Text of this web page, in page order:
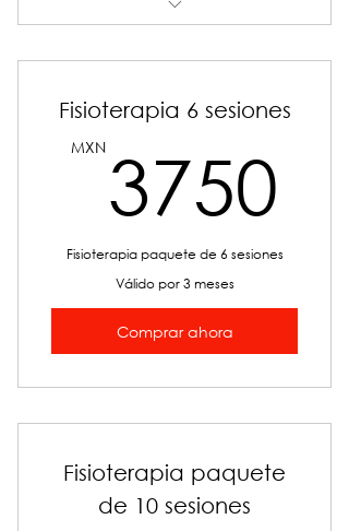
Fisioterapia 6 sesiones
MXN 3750
Fisioterapia paquete de 6 sesiones
Válido por 3 meses
Comprar ahora
Fisioterapia paquete
de 10 sesiones